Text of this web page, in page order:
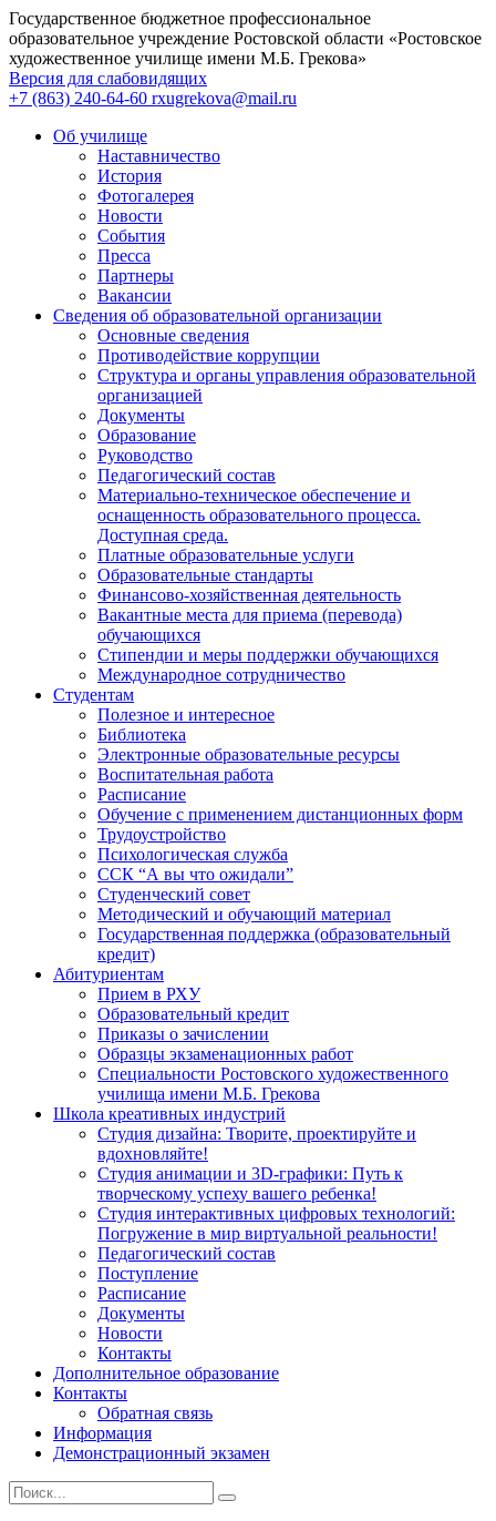
Государственное бюджетное профессиональное
образовательное учреждение Ростовской области «Ростовское
художественное училище имени М.Б. Грекова»
Версия для слабовидящих
+7 (863) 240-64-60 rxugrekova@mail.ru
Об училище
Наставничество
История
Фотогалерея
Новости
События
Пресса
Партнеры
Вакансии
Сведения об образовательной организации
Основные сведения
Противодействие коррупции
Структура и органы управления образовательной
организацией
Документы
Образование
Руководство
Педагогический состав
Материально-техническое обеспечение и
оснащенность образовательного процесса.
Доступная среда.
Платные образовательные услуги
Образовательные стандарты
Финансово-хозяйственная деятельность
Вакантные места для приема (перевода)
обучающихся
Стипендии и меры поддержки обучающихся
Международное сотрудничество
Студентам
Полезное и интересное
Библиотека
Электронные образовательные ресурсы
Воспитательная работа
Расписание
Обучение с применением дистанционных форм
Трудоустройство
Психологическая служба
ССК “А вы что ожидали”
Студенческий совет
Методический и обучающий материал
Государственная поддержка (образовательный
кредит)
Абитуриентам
Прием в РХУ
Образовательный кредит
Приказы о зачислении
Образцы экзаменационных работ
Специальности Ростовского художественного
училища имени М.Б. Грекова
Школа креативных индустрий
Студия дизайна: Творите, проектируйте и
вдохновляйте!
Студия анимации и 3D-графики: Путь к
творческому успеху вашего ребенка!
Студия интерактивных цифровых технологий:
Погружение в мир виртуальной реальности!
Педагогический состав
Поступление
Расписание
Документы
Новости
Контакты
Дополнительное образование
Контакты
Обратная связь
Информация
Демонстрационный экзамен